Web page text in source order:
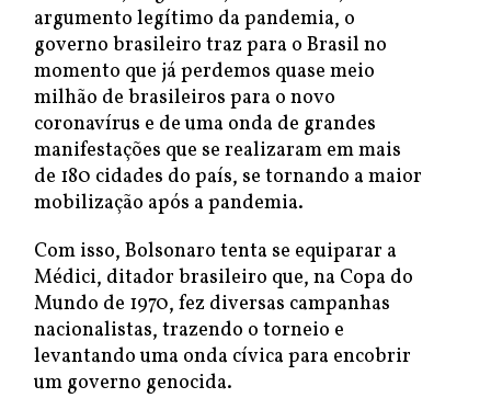
argumento legítimo da pandemia, o
governo brasileiro traz para o Brasil no
momento que já perdemos quase meio
milhão de brasileiros para o novo
coronavírus e de uma onda de grandes
manifestações que se realizaram em mais
de 180 cidades do país, se tornando a maior
mobilização após a pandemia.
Com isso, Bolsonaro tenta se equiparar a
Médici, ditador brasileiro que, na Copa do
Mundo de 1970, fez diversas campanhas
nacionalistas, trazendo o torneio e
levantando uma onda cívica para encobrir
um governo genocida.